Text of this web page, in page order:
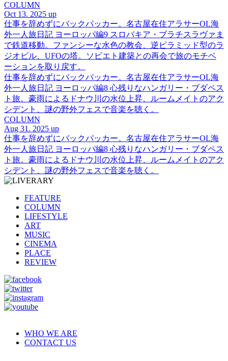
COLUMN
Oct 13. 2025 up
仕事を辞めずにバックパッカー。名古屋在住アラサーOL海
外一人旅日記 ヨーロッパ編9 スロバキア・ブラチスラヴァま
で鉄道移動。ファンシーな水色の教会、逆ピラミッド型のラ
ジオビル、UFOの塔。ソビエト建築との再会で旅のモチベ
ーションを取り戻す。
仕事を辞めずにバックパッカー。名古屋在住アラサーOL海
外一人旅日記 ヨーロッパ編8 心残りなハンガリー・ブダペス
ト旅。豪雨によるドナウ川の水位上昇、ルームメイトのアク
シデント、謎の野外フェスで音楽を聴く。
COLUMN
Aug 31. 2025 up
仕事を辞めずにバックパッカー。名古屋在住アラサーOL海
外一人旅日記 ヨーロッパ編8 心残りなハンガリー・ブダペス
ト旅。豪雨によるドナウ川の水位上昇、ルームメイトのアク
シデント、謎の野外フェスで音楽を聴く。
FEATURE
COLUMN
LIFESTYLE
ART
MUSIC
CINEMA
PLACE
REVIEW
WHO WE ARE
CONTACT US